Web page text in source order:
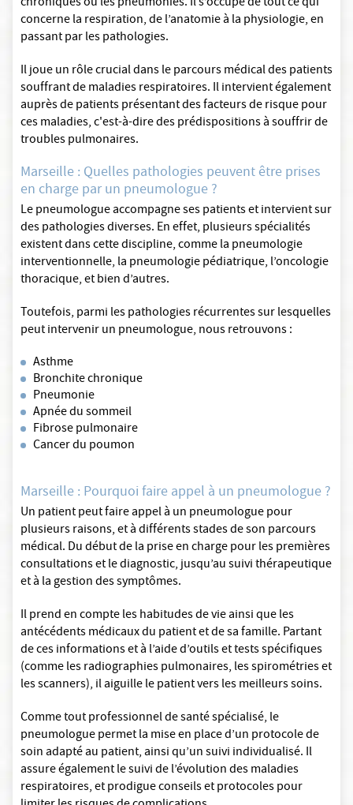
concerne la respiration, de l’anatomie à la physiologie, en
passant par les pathologies.
Il joue un rôle crucial dans le parcours médical des patients
souffrant de maladies respiratoires. Il intervient également
auprès de patients présentant des facteurs de risque pour
ces maladies, c'est-à-dire des prédispositions à souffrir de
troubles pulmonaires.
Marseille : Quelles pathologies peuvent être prises
en charge par un pneumologue ?
Le pneumologue accompagne ses patients et intervient sur
des pathologies diverses. En effet, plusieurs spécialités
existent dans cette discipline, comme la pneumologie
interventionnelle, la pneumologie pédiatrique, l’oncologie
thoracique, et bien d’autres.
Toutefois, parmi les pathologies récurrentes sur lesquelles
peut intervenir un pneumologue, nous retrouvons :
Asthme
Bronchite chronique
Pneumonie
Apnée du sommeil
Fibrose pulmonaire
Cancer du poumon
Marseille : Pourquoi faire appel à un pneumologue ?
Un patient peut faire appel à un pneumologue pour
plusieurs raisons, et à différents stades de son parcours
médical. Du début de la prise en charge pour les premières
consultations et le diagnostic, jusqu’au suivi thérapeutique
et à la gestion des symptômes.
Il prend en compte les habitudes de vie ainsi que les
antécédents médicaux du patient et de sa famille. Partant
de ces informations et à l’aide d’outils et tests spécifiques
(comme les radiographies pulmonaires, les spirométries et
les scanners), il aiguille le patient vers les meilleurs soins.
Comme tout professionnel de santé spécialisé, le
pneumologue permet la mise en place d’un protocole de
soin adapté au patient, ainsi qu’un suivi individualisé. Il
assure également le suivi de l’évolution des maladies
respiratoires, et prodigue conseils et protocoles pour